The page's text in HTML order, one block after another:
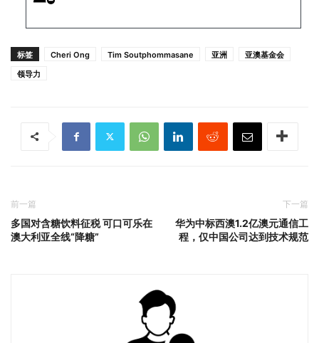
标签 Cheri Ong Tim Soutphommasane 亚洲
亚澳基金会
领导力
前一篇
多国对含糖饮料征税 可口可乐在
澳大利亚全线“降糖”
下一篇
华为中标西澳1.2亿澳元通信工
程，仅中国公司达到技术规范